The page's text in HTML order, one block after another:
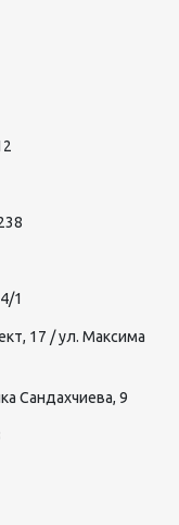
1
17 / ул. Максима
Сандахчиева, 9